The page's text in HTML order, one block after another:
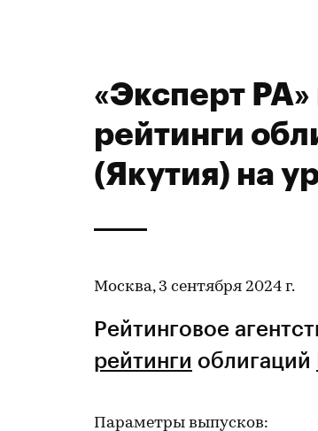
«Эксперт
рейтинги
(Якутия) на
Москва, 3 сентября 2024 г.
Рейтинговое
рейтинги облигаций
Параметры выпусков: